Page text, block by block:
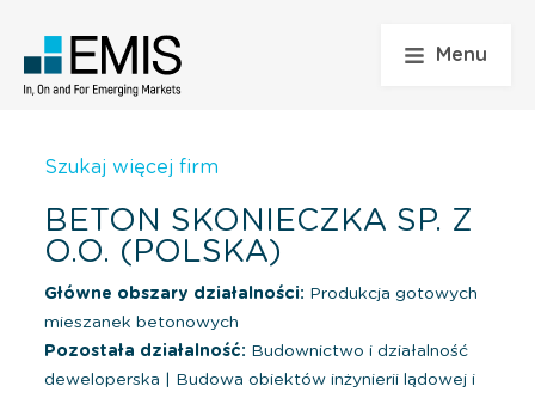
Menu
Szukaj więcej firm
BETON SKONIECZKA SP. Z
O.O. (POLSKA)
Główne obszary działalności: Produkcja gotowych
mieszanek betonowych
Pozostała działalność: Budownictwo i działalność
deweloperska
Budowa obiektów inżynierii lądowej i